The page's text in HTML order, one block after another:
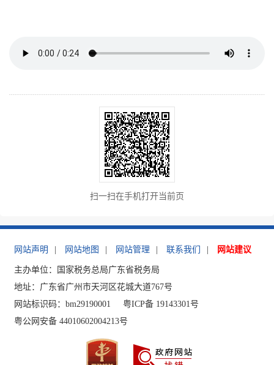
扫一扫在手机打开当前页
网站声明 网站地图 网站管理 联系我们 网站建议
主办单位：国家税务总局广东省税务局
地址：广东省广州市天河区花城大道767号
网站标识码：bm29190001
粤ICP备 19143301号
粤公网安备 44010602004213号